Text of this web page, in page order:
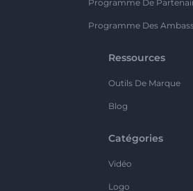
Programme De
Programme Des
Ressources
Outils De Marque
Blog
Catégories
Vidéo
Logo